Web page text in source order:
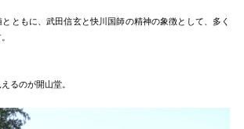
ともに、武田信玄と快川国師の精神の象徴として、多く
るのが開山堂。